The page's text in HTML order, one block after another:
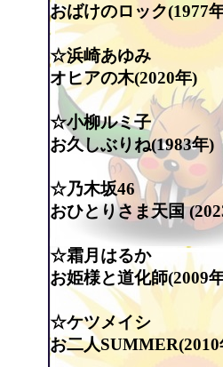
おばけのロック(1977
☆浜崎あゆみ
オヒアの木(2020年)
☆小柳ルミ子
お久しぶりね(1983年)
☆乃木坂46
おひとりさま天国
☆霜月はるか
お姫様と道化師(2009
☆ケツメイシ
お二人SUMMER(2010